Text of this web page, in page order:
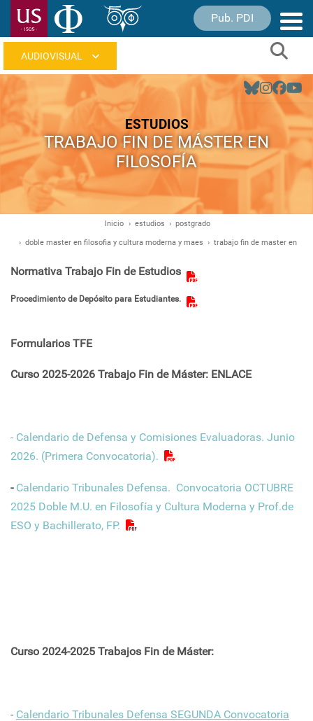
Pasar
Pub. PDI
Navegación
principal
ESTUDIOS
TRABAJO FIN DE MÁSTER EN
FILOSOFÍA
navegación
Inicio estudios postgrado
doble master en filosofia y cultura moderna y maes trabajo fin de master en
Normativa Trabajo Fin de Estudios
Procedimiento de Depósito para Estudiantes.
Formularios TFE
Curso 2025-2026 Trabajo Fin de Máster: ENLACE
- Calendario de Defensa y Comisiones Evaluadoras. Junio
2026. (Primera Convocatoria).
- Calendario Tribunales Defensa. Convocatoria OCTUBRE
2025 Doble M.U. en Filosofía y Cultura Moderna y Prof.de
ESO y Bachillerato, FP.
Curso 2024-2025 Trabajos Fin de Máster:
- Calendario Tribunales Defensa SEGUNDA Convocatoria